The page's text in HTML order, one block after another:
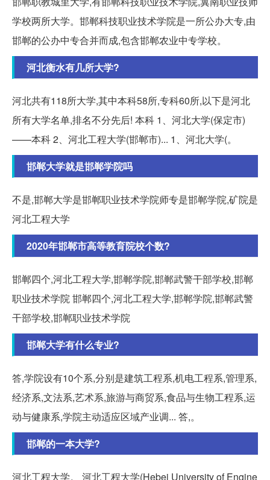
学校两所大学。邯郸科技职业技术学院是一所公办大专,由
邯郸的公办中专合并而成,包含邯郸农业中专学校。
河北衡水有几所大学?
河北共有118所大学,其中本科58所,专科60所,以下是河北
所有大学名单,排名不分先后! 本科 1、河北大学(保定市)
——本科 2、河北工程大学(邯郸市)... 1、河北大学(。
邯郸大学就是邯郸学院吗
不是,邯郸大学是邯郸职业技术学院师专是邯郸学院,矿院是
河北工程大学
2020年邯郸市高等教育院校个数?
邯郸四个,河北工程大学,邯郸学院,邯郸武警干部学校,邯郸
职业技术学院 邯郸四个,河北工程大学,邯郸学院,邯郸武警
干部学校,邯郸职业技术学院
邯郸大学有什么专业?
答,学院设有10个系,分别是建筑工程系,机电工程系,管理系,
经济系,文法系,艺术系,旅游与商贸系,食品与生物工程系,运
动与健康系,学院主动适应区域产业调... 答,。
邯郸的一本大学?
河北工程大学。 河北工程大学(Hebei University of Engine